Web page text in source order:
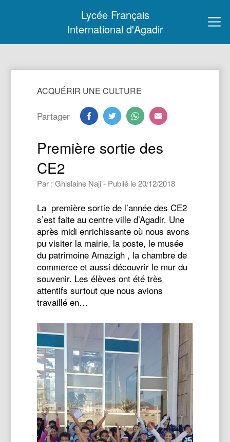
Lycée Français
International d'Agadir
ACQUÉRIR UNE CULTURE
Partager
Première sortie des
CE2
Par : Ghislaine Naji - Publié le 20/12/2018
La première sortie de l’année des CE2
s’est faite au centre ville d’Agadir. Une
après midi enrichissante où nous avons
pu visiter la mairie, la poste, le musée
du patrimoine Amazigh , la chambre de
commerce et aussi découvrir le mur du
souvenir. Les élèves ont été très
attentifs surtout que nous avions
travaillé en…